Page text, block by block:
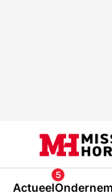
Actueel
5